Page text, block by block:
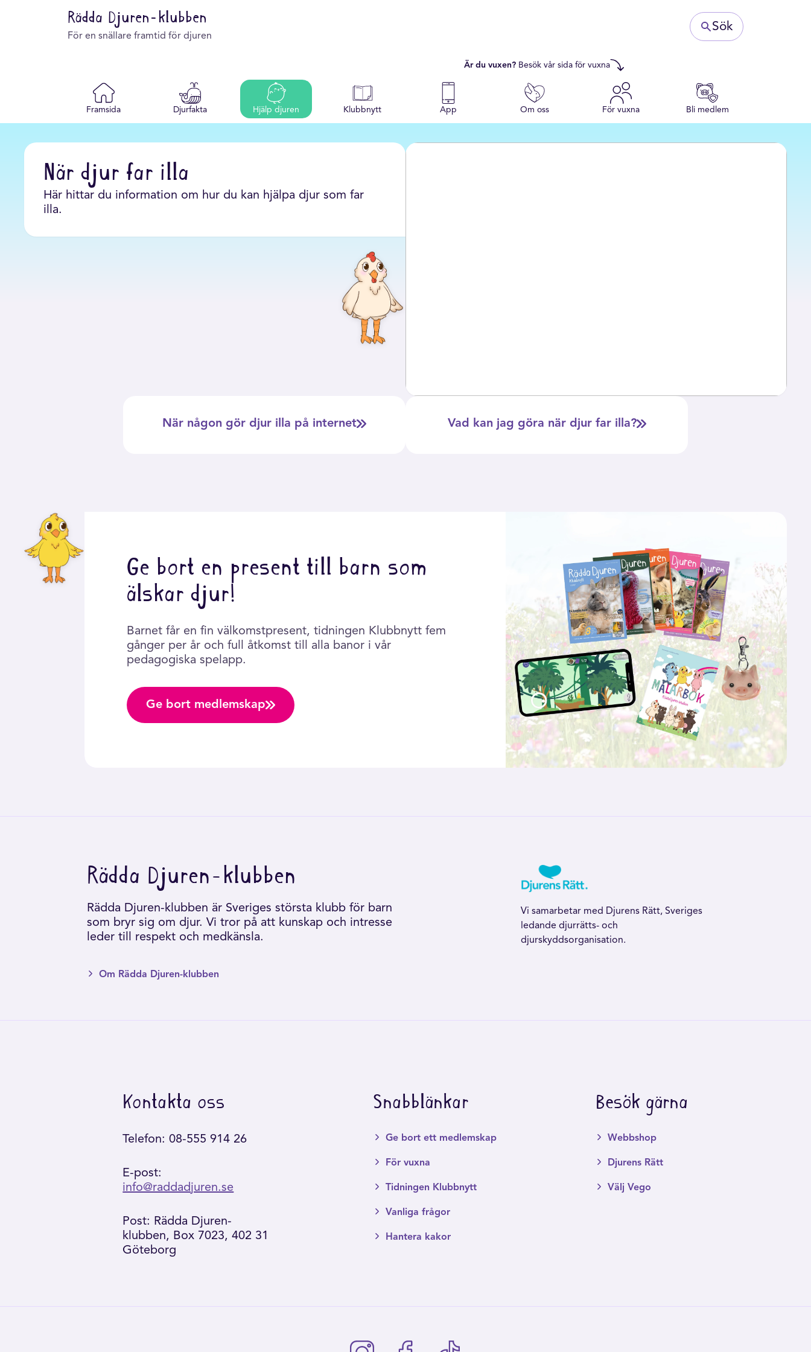
Rädda Djuren-klubben
För en snällare framtid för djuren
Sök
Är du vuxen? Besök vår sida för vuxna
Framsida Djurfakta Hjälp djuren Klubbnytt App Om oss För vuxna Bli medlem
När djur far illa
Här hittar du information om hur du kan hjälpa djur som far
illa.
När någon gör djur illa på internet Vad kan jag göra när djur far illa?
Ge bort en present till barn som
älskar djur!
Barnet får en fin välkomstpresent, tidningen Klubbnytt fem
gånger per år och full åtkomst till alla banor i vår
pedagogiska spelapp.
Ge bort medlemskap
Rädda Djuren-klubben
Rädda Djuren-klubben är Sveriges största klubb för barn
som bryr sig om djur. Vi tror på att kunskap och intresse
leder till respekt och medkänsla.
Om Rädda Djuren-klubben
Vi samarbetar med Djurens Rätt, Sveriges
ledande djurrätts- och
djurskyddsorganisation.
Kontakta oss
Telefon: 08-555 914 26
E-post:
info@raddadjuren.se
Post: Rädda Djuren-
klubben, Box 7023, 402 31
Göteborg
Snabblänkar
Ge bort ett medlemskap
För vuxna
Tidningen Klubbnytt
Vanliga frågor
Hantera kakor
Besök gärna
Webbshop
Djurens Rätt
Välj Vego